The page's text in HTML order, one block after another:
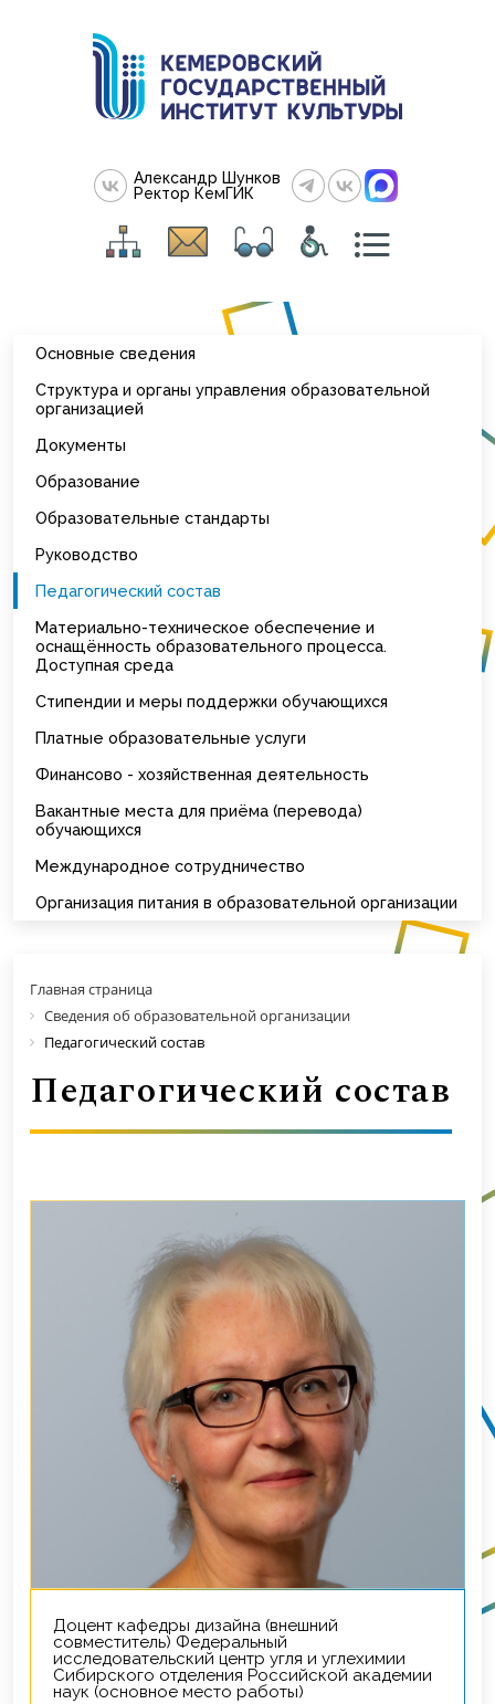
Александр Шунков
Ректор КемГИК
Основные сведения
Структура и органы управления образовательной
организацией
Документы
Образование
Образовательные стандарты
Руководство
Педагогический состав
Материально-техническое обеспечение и
оснащённость образовательного процесса.
Доступная среда
Стипендии и меры поддержки обучающихся
Платные образовательные услуги
Финансово - хозяйственная деятельность
Вакантные места для приёма (перевода)
обучающихся
Международное сотрудничество
Организация питания в образовательной организации
Главная страница
Сведения об образовательной организации
Педагогический состав
Педагогический состав
Доцент кафедры дизайна (внешний
совместитель) Федеральный
исследовательский центр угля и углехимии
Сибирского отделения Российской академии
наук (основное место работы)